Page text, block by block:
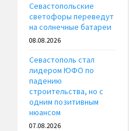
Севастопольские
светофоры переведут
на солнечные батареи
08.08.2026
Севастополь стал
лидером ЮФО по
падению
строительства, но с
одним позитивным
нюансом
07.08.2026